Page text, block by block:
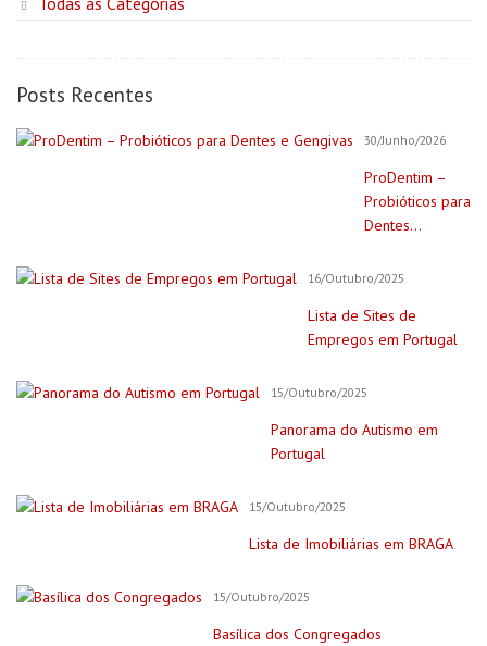
Posts Recentes
30/Junho/2026
ProDentim –
Probióticos para
Dentes...
16/Outubro/2025
Lista de Sites de
Empregos em Portugal
15/Outubro/2025
Panorama do Autismo em
Portugal
15/Outubro/2025
Lista de Imobiliárias em BRAGA
15/Outubro/2025
Basílica dos Congregados